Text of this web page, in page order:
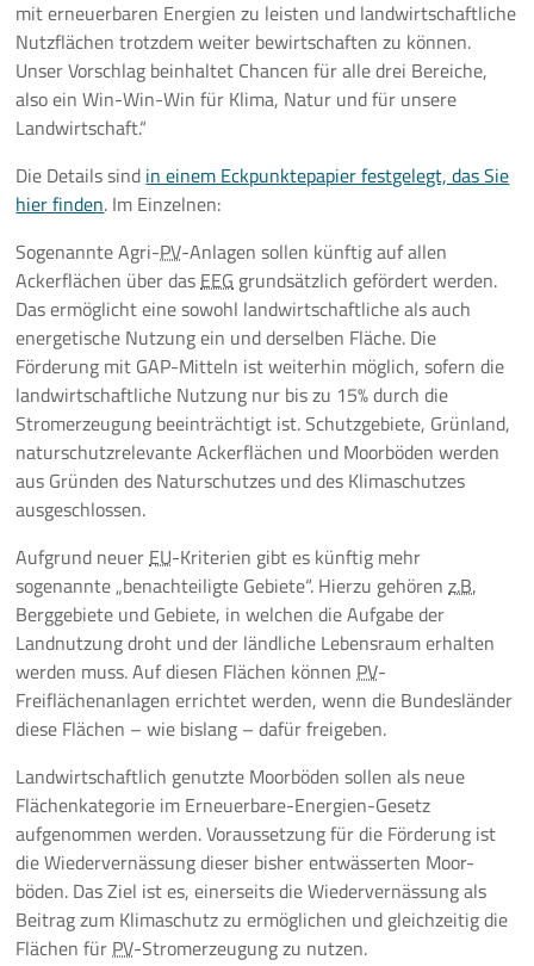
mit erneuerbaren Energien zu leisten und landwirtschaftliche
Nutzflächen trotzdem weiter bewirtschaften zu können.
Unser Vorschlag beinhaltet Chancen für alle drei Bereiche,
also einWin-Win-Win für Klima, Natur und für unsere
Landwirtschaft.“
Die Details sind in einem Eckpunktepapier festgelegt, das Sie
hier finden. Im Einzelnen:
Sogenannte Agri-PV-Anlagen sollen künftig auf allen
Ackerflächen über das EEG grundsätzlich gefördert werden.
Das ermöglicht eine sowohl landwirtschaftliche als auch
energetische Nutzung ein und derselben Fläche. Die
Förderung mit GAP-Mitteln ist weiterhin möglich, sofern die
landwirtschaftliche Nutzung nur bis zu 15% durch die
Stromerzeugung beeinträchtigt ist. Schutzgebiete, Grünland,
naturschutzrelevante Ackerflächen und Moorböden werden
aus Gründen des Naturschutzes und des Klimaschutzes
ausgeschlossen.
Aufgrund neuer EU-Kriterien gibt es künftig mehr
sogenannte „benachteiligte Gebiete“. Hierzu gehörenz.B.
Berggebiete und Gebiete, in welchen die Aufgabe der
Landnutzung droht und der ländliche Lebensraum erhalten
werden muss. Auf diesen Flächen können PV-
Freiflächenanlagen errichtet werden, wenn die Bundesländer
diese Flächen – wie bislang – dafür freigeben.
Landwirtschaftlich genutzte Moorböden sollen als neue
Flächenkategorie im Erneuerbare-Energien-Gesetz
aufgenommen werden. Voraussetzung für die Förderung ist
die Wiedervernässung dieser bisher entwässerten Moor-
böden. Das Ziel ist es, einerseits die Wiedervernässung als
Beitrag zum Klimaschutz zu ermöglichen und gleichzeitig die
Flächen für PV-Stromerzeugung zu nutzen.